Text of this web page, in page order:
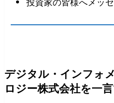
投資家の皆様へメッ
デジタル・インフォ
ロジー株式会社を一